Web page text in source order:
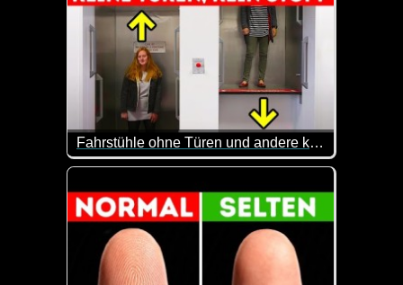
Fahrstühle ohne Türen und andere kuriose Erfindungen, die es heute noch gibt
Der Paternoster ist einerseits spannend,